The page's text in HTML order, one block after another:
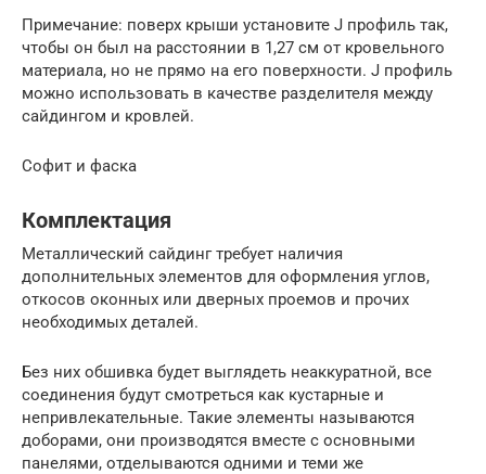
Примечание: поверх крыши установите J профиль так,
чтобы он был на расстоянии в 1,27 см от кровельного
материала, но не прямо на его поверхности. J профиль
можно использовать в качестве разделителя между
сайдингом и кровлей.
Софит и фаска
Комплектация
Металлический сайдинг требует наличия
дополнительных элементов для оформления углов,
откосов оконных или дверных проемов и прочих
необходимых деталей.
Без них обшивка будет выглядеть неаккуратной, все
соединения будут смотреться как кустарные и
непривлекательные. Такие элементы называются
доборами, они производятся вместе с основными
панелями, отделываются одними и теми же